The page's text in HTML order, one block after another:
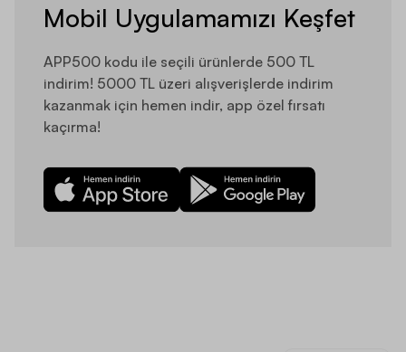
Mobil Uygulamamızı Keşfet
APP500 kodu ile seçili ürünlerde 500 TL
indirim! 5000 TL üzeri alışverişlerde indirim
kazanmak için hemen indir, app özel fırsatı
kaçırma!